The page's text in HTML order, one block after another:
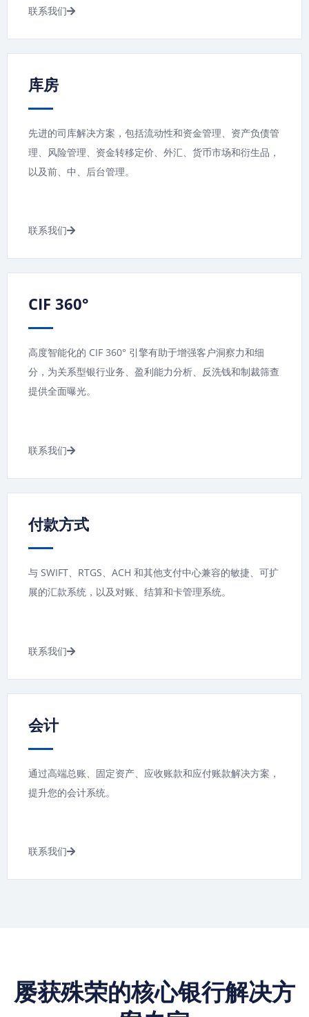
联系我们
库房
先进的司库解决方案，包括流动性和资金管理、资产负债管
理、风险管理、资金转移定价、外汇、货币市场和衍生品，
以及前、中、后台管理。
联系我们
CIF 360°
高度智能化的 CIF 360° 引擎有助于增强客户洞察力和细
分，为关系型银行业务、盈利能力分析、反洗钱和制裁筛查
提供全面曝光。
联系我们
付款方式
与 SWIFT、RTGS、ACH 和其他支付中心兼容的敏捷、可扩
展的汇款系统，以及对账、结算和卡管理系统。
联系我们
会计
通过高端总账、固定资产、应收账款和应付账款解决方案，
提升您的会计系统。
联系我们
屡获殊荣的核心银行解决方